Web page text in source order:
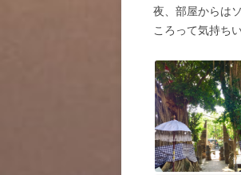
夜、部屋からは
ころって気持ち